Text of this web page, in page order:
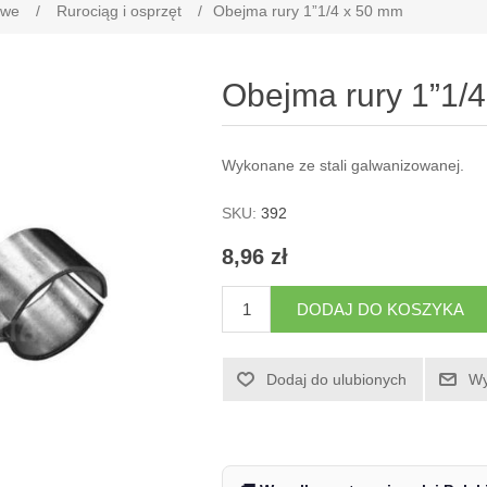
/ Rurociąg i osprzęt / Obejma rury 1”1/4 x 50 mm
Obejma rury 1”1/
Wykonane ze stali galwanizowanej.
SKU: 392
8,96 zł
DODAJ DO KOSZYKA
Dodaj do ulubionych